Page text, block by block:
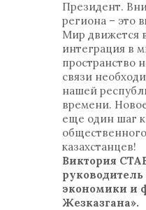
Президент.
региона – это
Мир движется
интеграция в
пространство
связи
нашей
времени.
еще один шаг
казахстанцев!
Виктория
экономики и
Жезказгана».